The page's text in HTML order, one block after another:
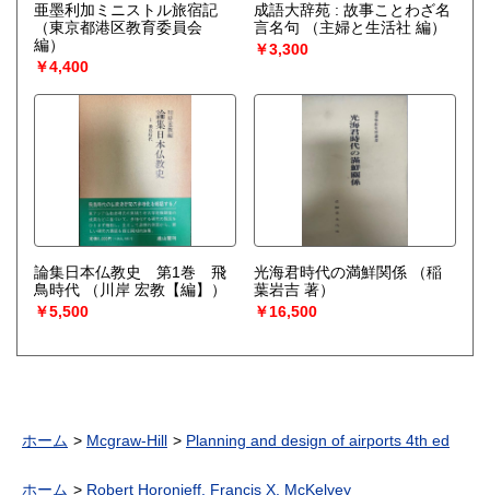
亜墨利加ミニストル旅宿記
（東京都港区教育委員会
編）
￥4,400
成語大辞苑 : 故事ことわざ名
言名句
（主婦と生活社 編）
￥3,300
論集日本仏教史 第1巻 飛
鳥時代
（川岸 宏教【編】）
￥5,500
光海君時代の満鮮関係
（稲
葉岩吉 著）
￥16,500
ホーム Mcgraw-Hill Planning and design of airports 4th ed
ホーム Robert Horonjeff, Francis X. McKelvey